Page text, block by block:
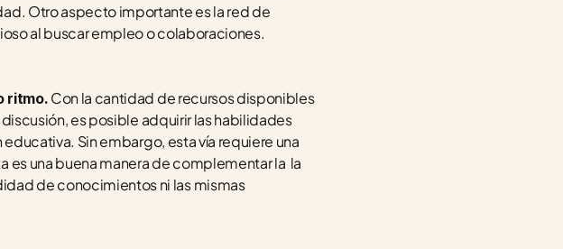
Otro aspecto importante es la red de
al buscar empleo o colaboraciones.
ritmo. Con la cantidad de recursos disponibles
es posible adquirir las habilidades
Sin embargo, esta vía requiere una
una buena manera de complementar la  la
de conocimientos ni las mismas